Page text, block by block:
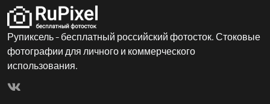
Рупиксель - бесплатный российский фотосток. Стоковые
фотографии для личного и коммерческого
использования.